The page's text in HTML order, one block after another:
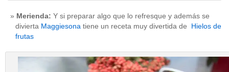
Merienda: Y si preparar algo que lo refresque y además se
divierta Maggiesona tiene un receta muy divertida de Hielos de
frutas